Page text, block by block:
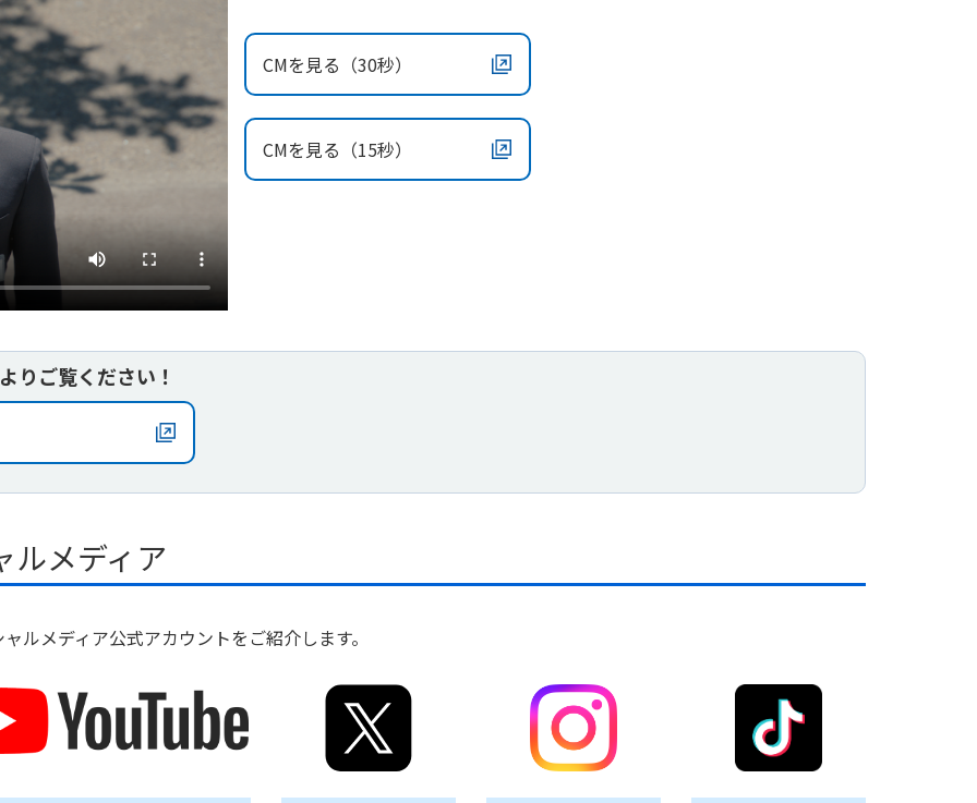
CMを見る（30秒）
CMを見る（15秒）
りご覧ください！
ルメディア
ルメディア公式アカウントをご紹介します。